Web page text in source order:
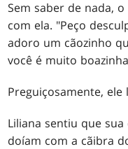
Sem saber de nada,
com ela. "Peço
adoro um cãozinho
você é muito
Preguiçosamente,
Liliana sentiu que sua
doíam com a cãibra